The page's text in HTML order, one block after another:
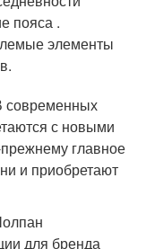
пояса .
элементы
современных
с новыми
главное
и приобретают
для бренда